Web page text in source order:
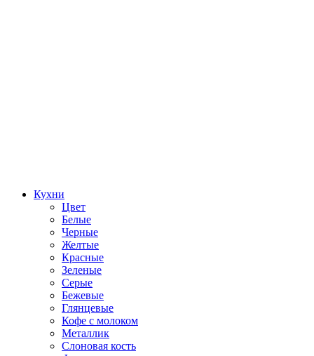
Кухни
Цвет
Белые
Черные
Желтые
Красные
Зеленые
Серые
Бежевые
Глянцевые
Кофе с молоком
Металлик
Слоновая кость